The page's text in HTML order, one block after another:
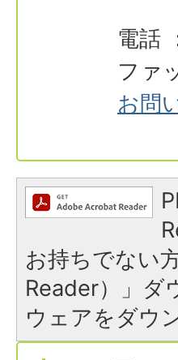
電話
ファ
お問
お持ちでない
Reader）」ダ
ウェアをダウ